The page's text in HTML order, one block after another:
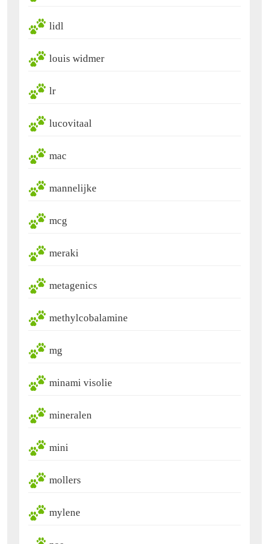
lidl
louis widmer
lr
lucovitaal
mac
mannelijke
mcg
meraki
metagenics
methylcobalamine
mg
minami visolie
mineralen
mini
mollers
mylene